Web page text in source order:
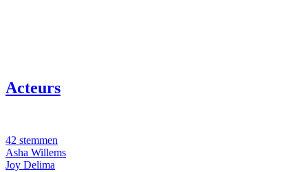
Acteurs
42 stemmen
Asha Willems
Joy Delima